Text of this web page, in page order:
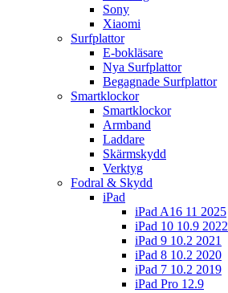
Sony
Xiaomi
Surfplattor
E-bokläsare
Nya Surfplattor
Begagnade Surfplattor
Smartklockor
Smartklockor
Armband
Laddare
Skärmskydd
Verktyg
Fodral & Skydd
iPad
iPad A16 11 2025
iPad 10 10.9 2022
iPad 9 10.2 2021
iPad 8 10.2 2020
iPad 7 10.2 2019
iPad Pro 12.9